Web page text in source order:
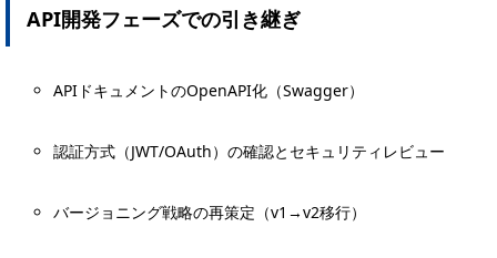
API開発フェーズでの引き継ぎ
APIドキュメントのOpenAPI化（Swagger）
認証方式（JWT/OAuth）の確認とセキュリティレビュー
バージョニング戦略の再策定（v1→v2移行）